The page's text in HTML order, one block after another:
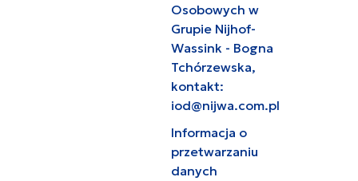
Osobowych w
Grupie Nijhof-
Wassink - Bogna
Tchórzewska,
kontakt:
iod@nijwa.com.pl
Informacja o
przetwarzaniu
danych